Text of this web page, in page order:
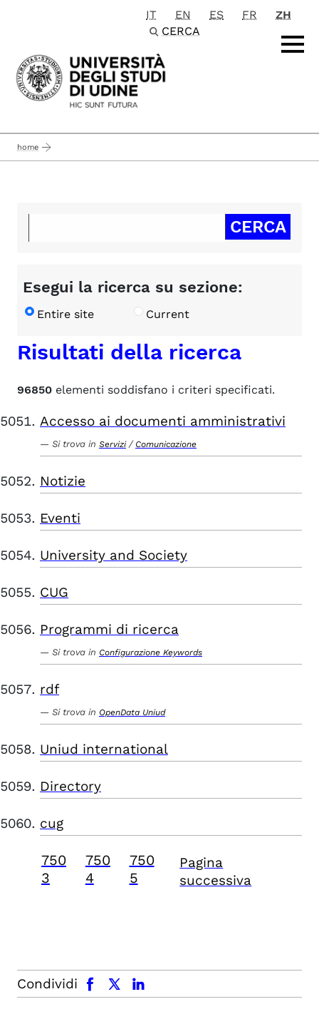
Passa al contenuto principale
IT EN ES FR
ZH
CERCA
home
Esegui la ricerca su sezione:
Entire site Current
Risultati della ricerca
96850 elementi soddisfano i criteri specificati.
Accesso ai documenti amministrativi
Si trova in Servizi / Comunicazione
Notizie
Eventi
University and Society
CUG
Programmi di ricerca
Si trova in Configurazione Keywords
rdf
Si trova in OpenData Uniud
Uniud international
Directory
cug
750
3
750
4
750
5
Pagina
successiva
Condividi
facebook x.com linkedin